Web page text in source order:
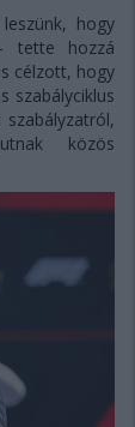
hogy
tette hozzá
célzott, hogy
szabályciklus
közös